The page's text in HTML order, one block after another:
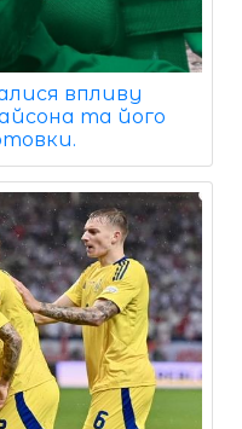
впливу
та його